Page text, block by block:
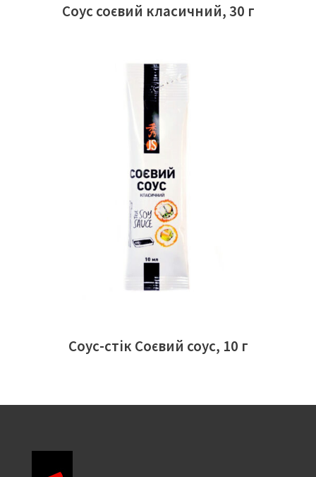
Соус соєвий класичний, 30 г
ЧИТАТИ ДАЛІ
Соус-стік Соєвий соус, 10 г